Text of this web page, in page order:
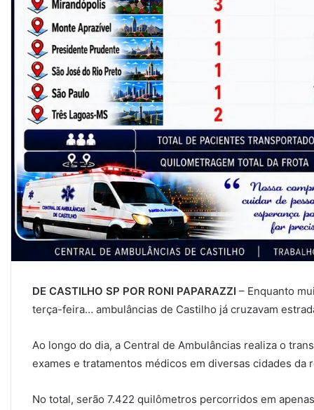
DE CASTILHO SP POR RONI PAPARAZZI – Enquanto
terça-feira… ambulâncias de Castilho já cruzavam
Ao longo do dia, a Central de Ambulâncias realiza o
exames e tratamentos médicos em diversas cidades da
No total, serão 7.422 quilômetros percorridos em